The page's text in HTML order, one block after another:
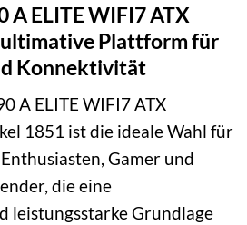
A ELITE WIFI7 ATX
Plattform für
Konnektivität
A ELITE WIFI7 ATX
1851 ist die ideale Wahl für
Gamer und
die eine
leistungsstarke Grundlage